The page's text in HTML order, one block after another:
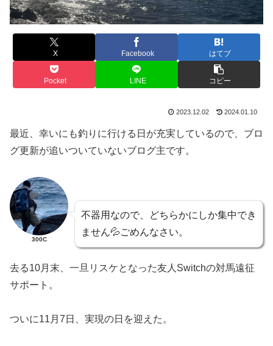
X Facebook はてブ
Pocket LINE コピー
2023.12.02 2024.01.10
最近、幸いにも釣りに行ける日が充実しているので、ブロ
グ更新が追いついていないブログ主です。
300C
不器用なので、どちらかにしか集中でき
ません💦ごめんなさい。
去る10月末、一旦リスケとなった友人Switchの対馬遠征
サポート。
ついに11月7日、実現の日を迎えた。